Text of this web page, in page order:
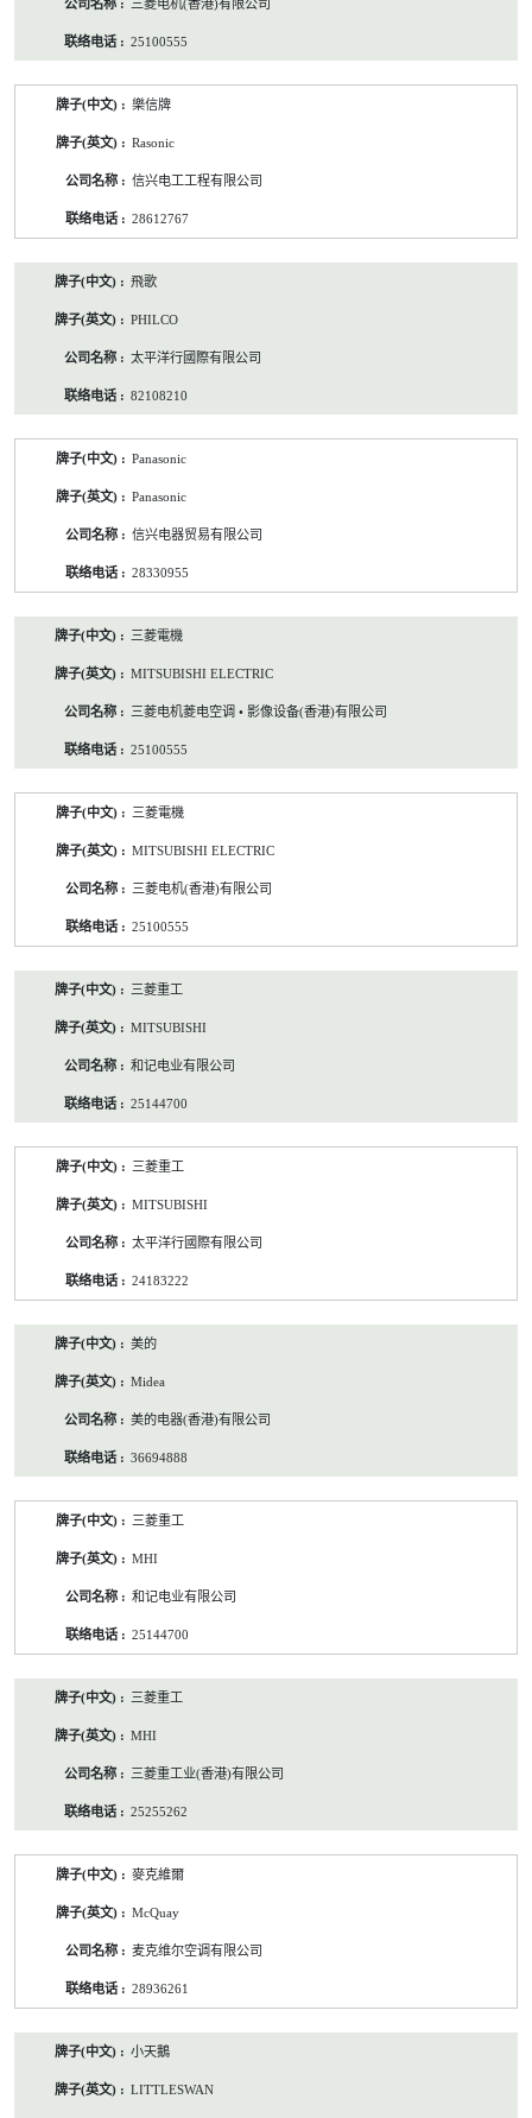
三菱电机(香港)有限公司
25100555
樂信牌
Rasonic
信兴电工工程有限公司
28612767
飛歌
PHILCO
太平洋行國際有限公司
82108210
Panasonic
Panasonic
信兴电器贸易有限公司
28330955
三菱電機
MITSUBISHI ELECTRIC
三菱电机菱电空调 • 影像设备(香港)有限公司
25100555
三菱電機
MITSUBISHI ELECTRIC
三菱电机(香港)有限公司
25100555
三菱重工
MITSUBISHI
和记电业有限公司
25144700
三菱重工
MITSUBISHI
太平洋行國際有限公司
24183222
美的
Midea
美的电器(香港)有限公司
36694888
三菱重工
MHI
和记电业有限公司
25144700
三菱重工
MHI
三菱重工业(香港)有限公司
25255262
麥克維爾
McQuay
麦克维尔空调有限公司
28936261
小天鵝
LITTLESWAN